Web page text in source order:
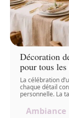
Décoration
pour tous les
La célébration
chaque détail
personnelle. La
Ambiance